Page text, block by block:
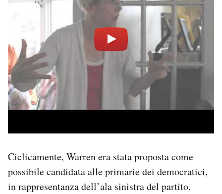
Ciclicamente, Warren era stata proposta come
possibile candidata alle primarie dei democratici,
in rappresentanza dell’ala sinistra del partito.